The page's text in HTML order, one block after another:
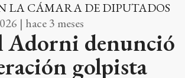
LA CÁMARA DE DIPUTADOS
| hace 3 meses
Adorni denunció
golpista